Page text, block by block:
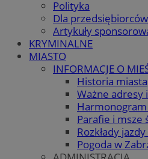
Polityka
Dla przedsiębiorców
Artykuły
KRYMINALNE
MIASTO
INFORMACJE O
Historia miasta
Ważne adresy
Parafie i msze
Rozkłady
Pogoda w